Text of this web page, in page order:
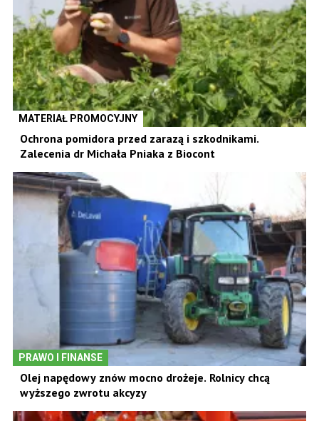
MATERIAŁ PROMOCYJNY
Ochrona pomidora przed zarazą i szkodnikami.
Zalecenia dr Michała Pniaka z Biocont
PRAWO I FINANSE
Olej napędowy znów mocno drożeje. Rolnicy chcą
wyższego zwrotu akcyzy